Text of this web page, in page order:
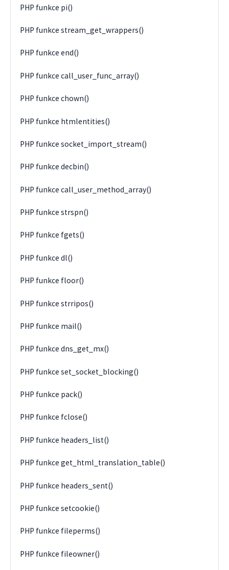
PHP funkce pi()
PHP funkce stream_get_wrappers()
PHP funkce end()
PHP funkce call_user_func_array()
PHP funkce chown()
PHP funkce htmlentities()
PHP funkce socket_import_stream()
PHP funkce decbin()
PHP funkce call_user_method_array()
PHP funkce strspn()
PHP funkce fgets()
PHP funkce dl()
PHP funkce floor()
PHP funkce strripos()
PHP funkce mail()
PHP funkce dns_get_mx()
PHP funkce set_socket_blocking()
PHP funkce pack()
PHP funkce fclose()
PHP funkce headers_list()
PHP funkce get_html_translation_table()
PHP funkce headers_sent()
PHP funkce setcookie()
PHP funkce fileperms()
PHP funkce fileowner()